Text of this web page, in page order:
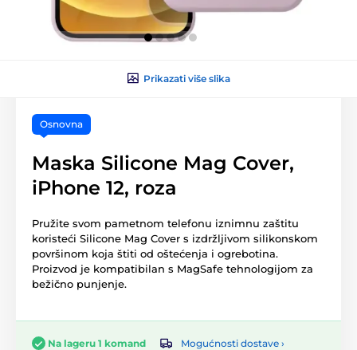
Prikazati više slika
Osnovna
Maska Silicone Mag Cover,
iPhone 12, roza
Pružite svom pametnom telefonu iznimnu zaštitu
koristeći Silicone Mag Cover s izdržljivom silikonskom
površinom koja štiti od oštećenja i ogrebotina.
Proizvod je kompatibilan s MagSafe tehnologijom za
bežično punjenje.
Na lageru 1 komand
Mogućnosti dostave ›